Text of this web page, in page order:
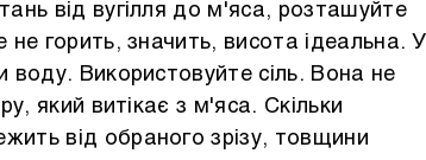
від вугілля до м'яса, розташуйте
горить, значить, висота ідеальна. У
воду. Використовуйте сіль. Вона не
який витікає з м'яса. Скільки
від обраного зрізу, товщини